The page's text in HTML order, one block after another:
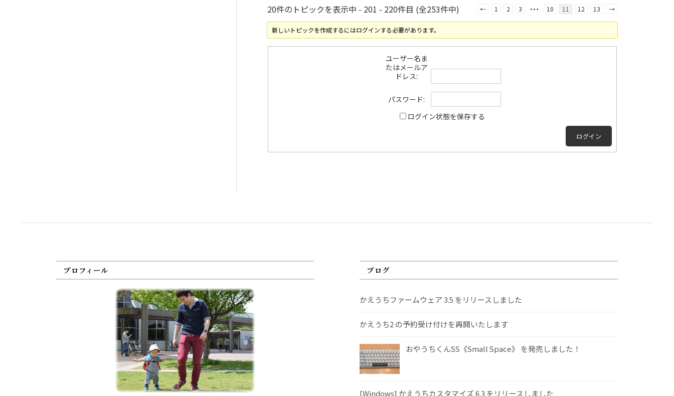
20件のトピックを表示中 - 201 - 220件目 (全253件中) ← 1 2 3 … 10 11 12 13 →
新しいトピックを作成するにはログインする必要があります。
ユーザー名ま
たはメールア
ドレス:
パスワード:
ログイン状態を保存する
ログイン
プロフィール ブログ
かえうちファームウェア 3.5 をリリースしました
かえうち2 の予約受け付けを再開いたします
おやうちくんSS《Small Space》 を発売しました！
[Windows] かえうちカスタマイズ 6.3 をリリースしました